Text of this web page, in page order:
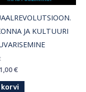
JA KULTUURI
1,00€
korvi